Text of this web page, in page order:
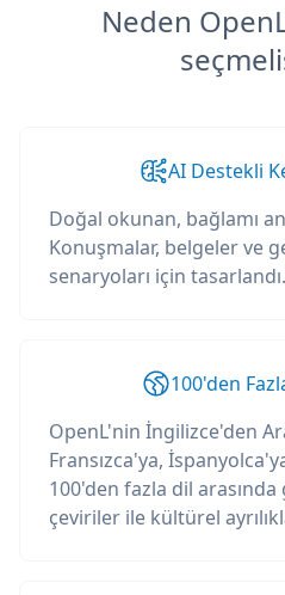
Neden
AI Destekli
Doğal okunan, bağlamı
Konuşmalar, belgeler ve
senaryoları için tasarlandı.
100'den
OpenL'nin İngilizce'den
Fransızca'ya,
100'den fazla dil
çeviriler ile kültürel